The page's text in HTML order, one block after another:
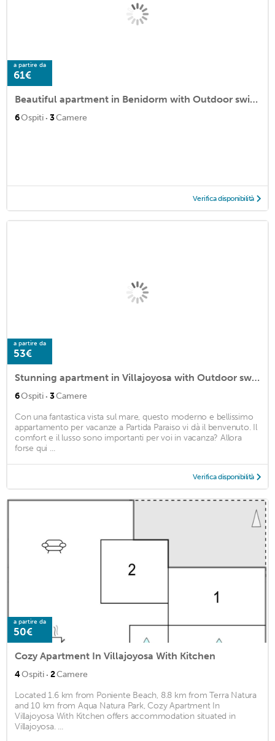
a partire da
61€
Beautiful apartment in Benidorm with Outdoor swimming pool, WiFi and 3 Bedrooms
6Ospiti · 3Camere
Verifica disponibilità
a partire da
53€
Stunning apartment in Villajoyosa with Outdoor swimming pool, WiFi and Swimming pool
6Ospiti · 3Camere
Con una fantastica vista sul mare, questo moderno e bellissimo
appartamento per vacanze a Partida Paraiso vi dà il benvenuto. Il
comfort e il lusso sono importanti per voi in vacanza? Allora
forse qui ...
Verifica disponibilità
a partire da
50€
Cozy Apartment In Villajoyosa With Kitchen
4Ospiti · 2Camere
Located 1.6 km from Poniente Beach, 8.8 km from Terra Natura
and 10 km from Aqua Natura Park, Cozy Apartment In
Villajoyosa With Kitchen offers accommodation situated in
Villajoyosa. ...